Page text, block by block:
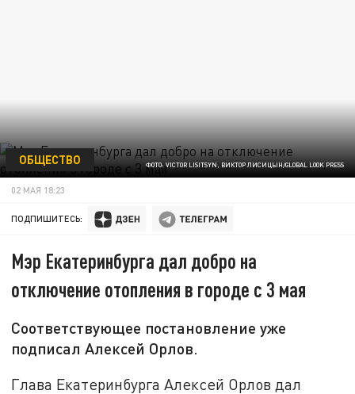
ФОТО: VICTOR LISITSYN, ВИКТОР ЛИСИЦЫН/GLOBAL LOOK PRESS
ОБЩЕСТВО
02 МАЯ 18:23
ПОДПИШИТЕСЬ:
Мэр Екатеринбурга дал добро на
отключение отопления в городе с 3 мая
Соответствующее постановление уже
подписал Алексей Орлов.
Глава Екатеринбурга Алексей Орлов дал